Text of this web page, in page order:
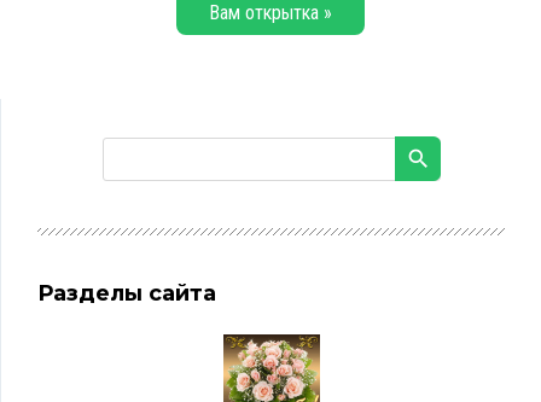
Вам открытка »
Разделы сайта